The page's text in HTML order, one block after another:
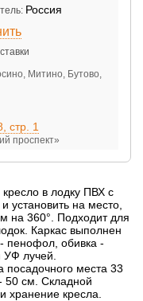
Россия
Митино, Бутово,
стр. 1
проспект»
в лодку ПВХ с
установить на место,
на 360°. Подходит для
Каркас выполнен
пенофол, обивка -
УФ лучей.
посадочного места 33
50 см. Складной
хранение кресла.